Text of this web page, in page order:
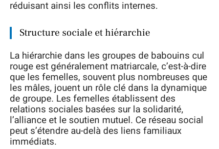
réduisant ainsi les conflits internes.
Structure sociale et hiérarchie
La hiérarchie dans les groupes de babouins cul
rouge est généralement matriarcale, c’est-à-dire
que les femelles, souvent plus nombreuses que
les mâles, jouent un rôle clé dans la dynamique
de groupe. Les femelles établissent des
relations sociales basées sur la solidarité,
l’alliance et le soutien mutuel. Ce réseau social
peut s’étendre au-delà des liens familiaux
immédiats.